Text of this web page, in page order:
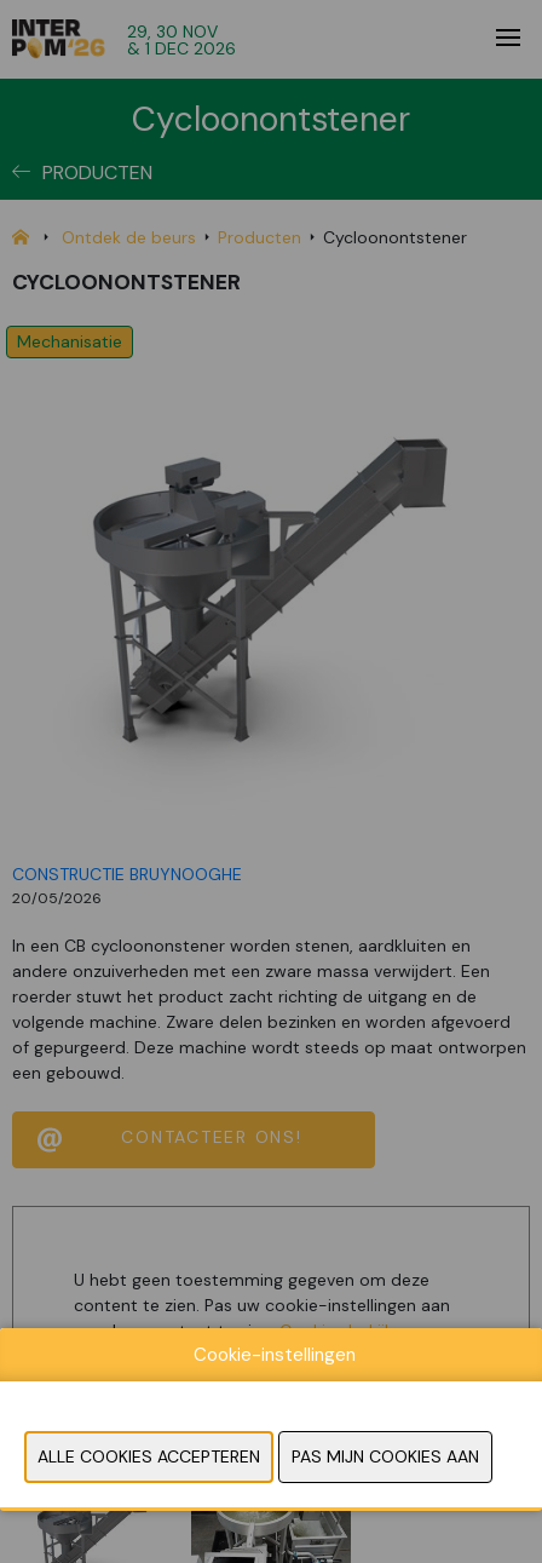
29, 30 NOV
& 1 DEC 2026
Cycloonontstener
PRODUCTEN
Ontdek de beurs Producten Cycloonontstener
CYCLOONONTSTENER
Mechanisatie
CONSTRUCTIE BRUYNOOGHE
20/05/2026
In een CB cycloononstener worden stenen, aardkluiten en
andere onzuiverheden met een zware massa verwijdert. Een
roerder stuwt het product zacht richting de uitgang en de
volgende machine. Zware delen bezinken en worden afgevoerd
of gepurgeerd. Deze machine wordt steeds op maat ontworpen
een gebouwd.
CONTACTEER ONS!
U hebt geen toestemming gegeven om deze
content te zien. Pas uw cookie-instellingen aan
om deze content te zien.Cookies bekijken
Cookie-instellingen